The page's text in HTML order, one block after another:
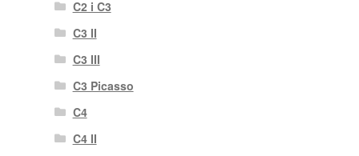
C2 i C3
C3 II
C3 III
C3 Picasso
C4
C4 II